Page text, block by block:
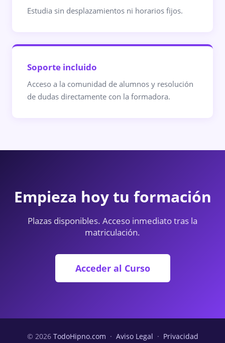
Estudia sin desplazamientos ni horarios fijos.
Soporte incluido
Acceso a la comunidad de alumnos y resolución
de dudas directamente con la formadora.
Empieza hoy tu formación
Plazas disponibles. Acceso inmediato tras la
matriculación.
Acceder al Curso
© 2026 TodoHipno.com · Aviso Legal · Privacidad